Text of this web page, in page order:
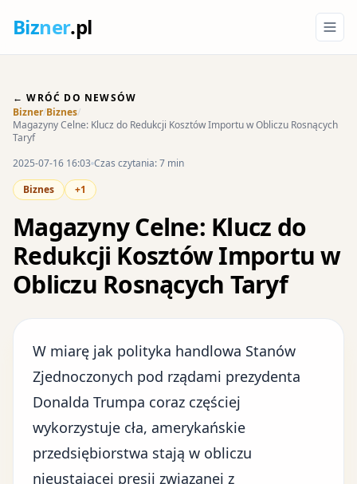
Bizner.pl
← WRÓĆ DO NEWSÓW
Bizner/Biznes/
Magazyny Celne: Klucz do Redukcji Kosztów Importu w Obliczu Rosnących
Taryf
2025-07-16 16:03 Czas czytania: 7 min
Biznes
+1
Magazyny Celne: Klucz do
Redukcji Kosztów Importu w
Obliczu Rosnących Taryf
W miarę jak polityka handlowa Stanów
Zjednoczonych pod rządami prezydenta
Donalda Trumpa coraz częściej
wykorzystuje cła, amerykańskie
przedsiębiorstwa stają w obliczu
nieustającej presji związanej z